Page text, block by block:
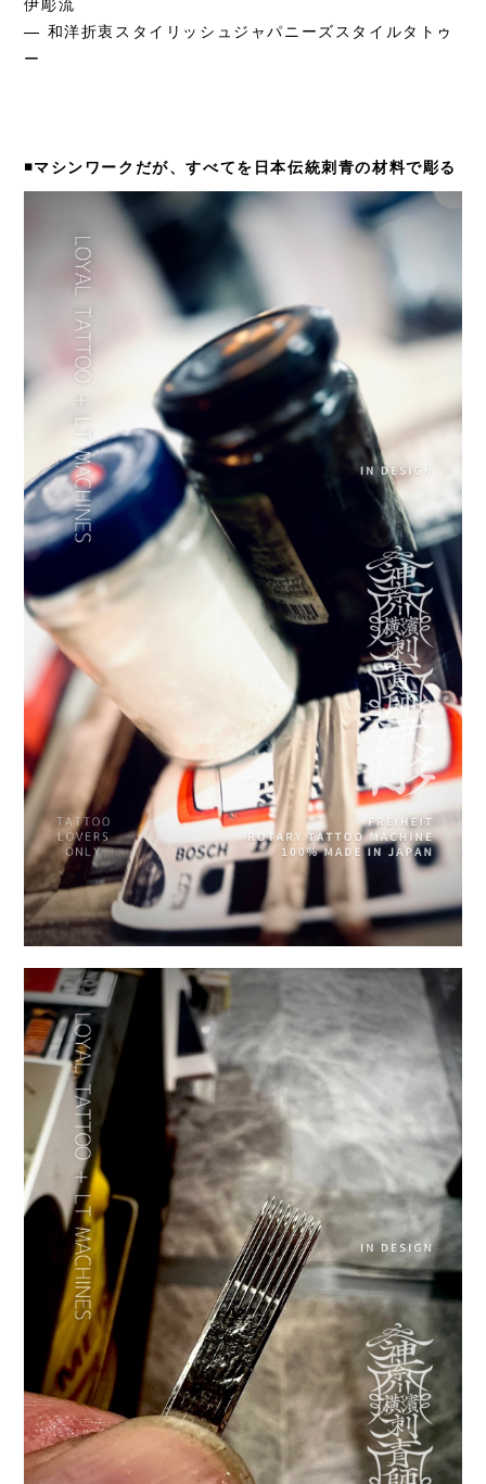
— 和洋折衷スタイリッシュジャパニーズスタイルタトゥ
ー
◾️マシンワークだが、すべてを日本伝統刺青の材料で彫る